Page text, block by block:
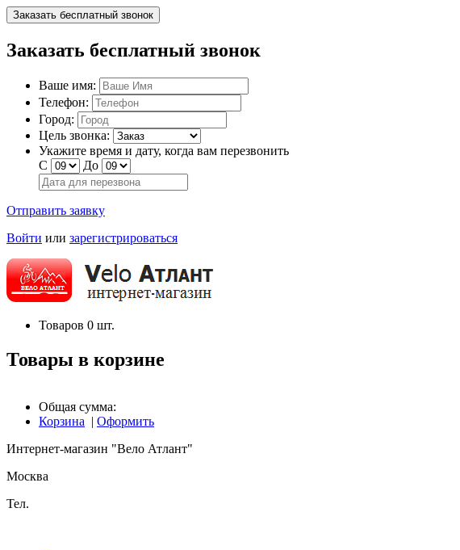
Заказать бесплатный звонок
Заказать бесплатный звонок
Ваше имя:
Телефон:
Город:
Цель звонка:
Укажите время и дату, когда вам перезвонить
С
До
Отправить заявку
Войти или зарегистрироваться
Товаров 0 шт.
Товары в корзине
Общая сумма:
Корзина | Оформить
Интернет-магазин "Вело Атлант"
Москва
Тел.